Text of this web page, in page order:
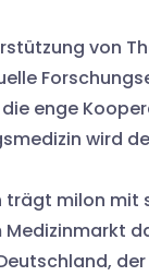
von
enge
wird
trägt milon